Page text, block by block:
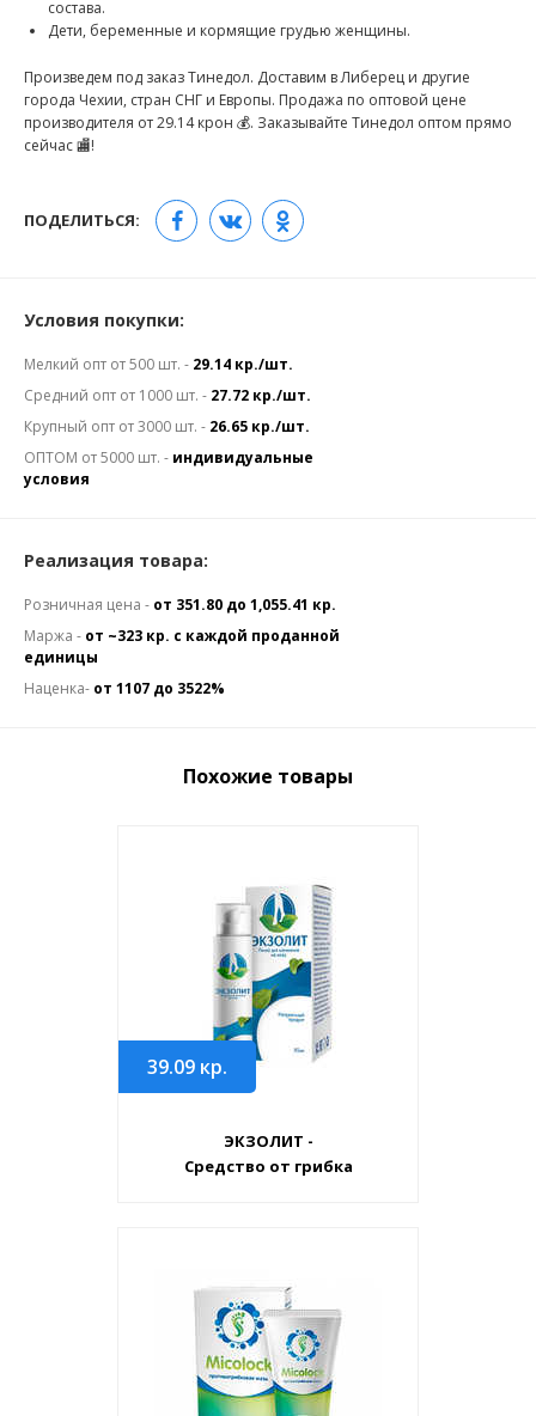
состава.
Дети, беременные и кормящие грудью женщины.
Произведем под заказ Тинедол. Доставим в Либерец и другие
города Чехии, стран СНГ и Европы. Продажа по оптовой цене
производителя от 29.14 крон 💰. Заказывайте Тинедол оптом прямо
сейчас 🏬!
ПОДЕЛИТЬСЯ:
Условия покупки:
Мелкий опт от 500 шт. - 29.14 кр./шт.
Средний опт от 1000 шт. - 27.72 кр./шт.
Крупный опт от 3000 шт. - 26.65 кр./шт.
ОПТОМ от 5000 шт. - индивидуальные
условия
Реализация товара:
Розничная цена - от 351.80 до 1,055.41 кр.
Маржа - от ~323 кр. с каждой проданной
единицы
Наценка- от 1107 до 3522%
Похожие товары
39.09 кр.
ЭКЗОЛИТ -
Средство от грибка